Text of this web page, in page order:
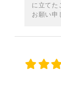
に立てた
お願い申